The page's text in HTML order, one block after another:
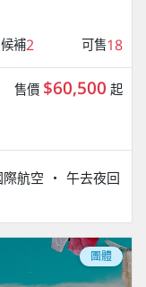
候補2 可售18
際航空 午去夜回
售價 $60,500 起
團體